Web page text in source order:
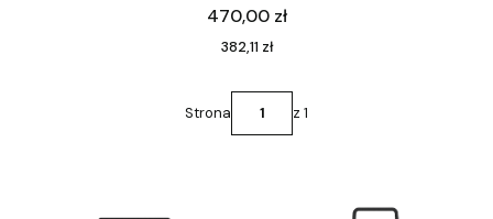
Cena
470,00 zł
Cena
382,11 zł
Strona z 1